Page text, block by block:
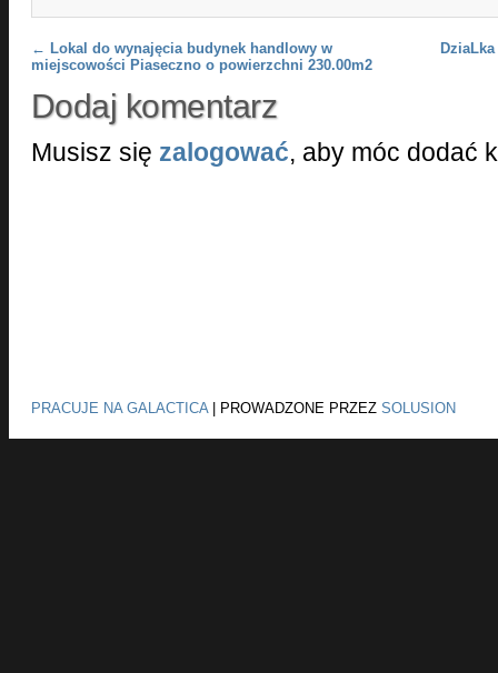
Post navigation
← Lokal do wynajęcia budynek handlowy w
miejscowości Piaseczno o powierzchni 230.00m2
Dodaj komentarz
Musisz się zalogować, aby móc dodać
PRACUJE NA GALACTICA| PROWADZONE PRZEZ SOLUSION